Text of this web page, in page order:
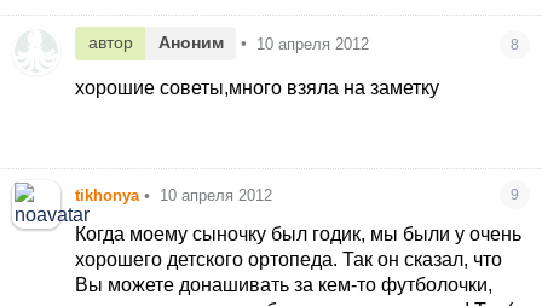
автор Аноним • 10 апреля 2012 8
хорошие советы,много взяла на заметку
tikhonya • 10 апреля 2012 9
Когда моему сыночку был годик, мы были у очень
хорошего детского ортопеда. Так он сказал, что
Вы можете донашивать за кем-то футболочки,